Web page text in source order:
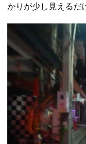
かりが少し見えるだ